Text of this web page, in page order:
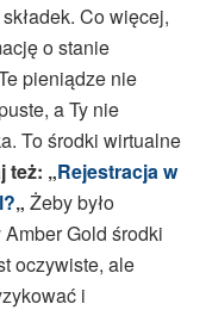
Co więcej,
o stanie
pieniądze nie
a Ty nie
To środki wirtualne
też: „Rejestracja w
„ Żeby było
Gold środki
oczywiste, ale
i